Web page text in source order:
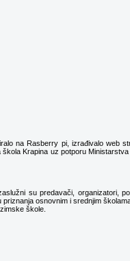
na Rasberry pi, izrađivalo web
Krapina uz potporu
su predavači, organizatori,
osnovnim i srednjim
škole.